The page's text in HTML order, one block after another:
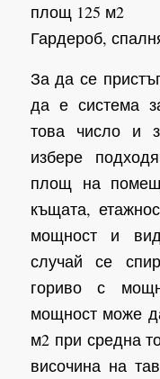
площ 125 м2
Гардероб,
За да се
да е система
това число и
избере
площ на
къщата,
мощност и
случай се
гориво с
мощност може
м2 при средна
височина на